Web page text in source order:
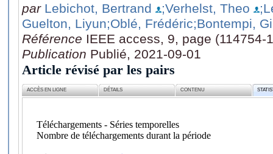
par Lebichot, Bertrand ;Verhelst, Theo
Guelton, Liyun;Oblé, Frédéric;Bontempi,
Référence IEEE access, 9, page (114754-
Publication Publié, 2021-09-01
Article révisé par les pairs
ACCÈS EN LIGNE DÉTAILS CONTENU